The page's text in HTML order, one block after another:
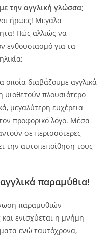
την αγγλική γλώσσα;
ήρωες! Μεγάλα
Πώς αλλιώς να
ενθουσιασμό για τα
οποία διαβάζουμε αγγλικά
πλουσιότερο
μεγαλύτερη ευχέρεια
προφορικό λόγο. Μέσα
σε περισσότερες
την αυτοπεποίθηση τους
παραμύθια!
παραμυθιών
ενισχύεται η μνήμη
ενώ ταυτόχρονα,